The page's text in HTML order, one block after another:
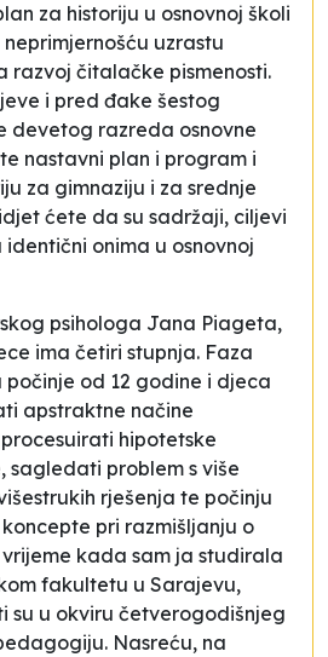
za historiju u osnovnoj školi
uzrastu
razvoj čitalačke pismenosti.
i pred đake šestog
devetog razreda osnovne
nastavni plan i program i
za gimnaziju i za srednje
ćete da su sadržaji, ciljevi
onima u osnovnoj
psihologa Jana Piageta,
ima četiri stupnja. Faza
od 12 godine i djeca
apstraktne načine
hipotetske
sagledati problem s više
rješenja te počinju
pri razmišljanju o
vrijeme kada sam ja studirala
fakultetu u Sarajevu,
su u okviru četverogodišnjeg
Nasreću, na